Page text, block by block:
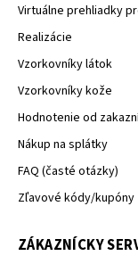
Virtuálne prehliadky
Realizácie
Vzorkovníky látok
Vzorkovníky kože
Hodnotenie od
Nákup na splátky
FAQ (časté otázky)
Zľavové kódy/kupóny
ZÁKAZNÍCKY